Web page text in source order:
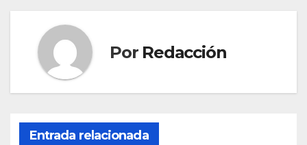
k
Por Redacción
Entrada relacionada